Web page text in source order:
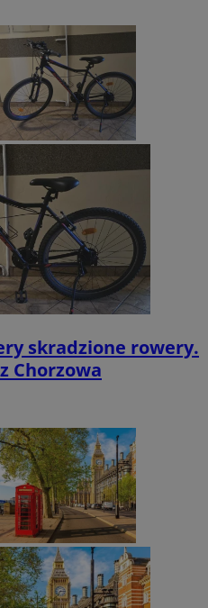
skradzione rowery.
Chorzowa